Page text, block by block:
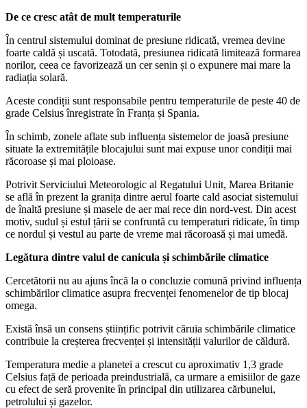
De ce cresc atât de mult temperaturile
În centrul sistemului dominat de presiune ridicată, vremea devine
foarte caldă și uscată. Totodată, presiunea ridicată limitează formarea
norilor, ceea ce favorizează un cer senin și o expunere mai mare la
radiația solară.
Aceste condiții sunt responsabile pentru temperaturile de peste 40 de
grade Celsius înregistrate în Franța și Spania.
În schimb, zonele aflate sub influența sistemelor de joasă presiune
situate la extremitățile blocajului sunt mai expuse unor condiții mai
răcoroase și mai ploioase.
Potrivit Serviciului Meteorologic al Regatului Unit, Marea Britanie
se află în prezent la granița dintre aerul foarte cald asociat sistemului
de înaltă presiune și masele de aer mai rece din nord-vest. Din acest
motiv, sudul și estul țării se confruntă cu temperaturi ridicate, în timp
ce nordul și vestul au parte de vreme mai răcoroasă și mai umedă.
Legătura dintre valul de canicula și schimbările climatice
Cercetătorii nu au ajuns încă la o concluzie comună privind influența
schimbărilor climatice asupra frecvenței fenomenelor de tip blocaj
omega.
Există însă un consens științific potrivit căruia schimbările climatice
contribuie la creșterea frecvenței și intensității valurilor de căldură.
Temperatura medie a planetei a crescut cu aproximativ 1,3 grade
Celsius față de perioada preindustrială, ca urmare a emisiilor de gaze
cu efect de seră provenite în principal din utilizarea cărbunelui,
petrolului și gazelor.